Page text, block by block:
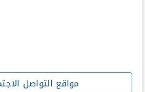
مواقع التواصل